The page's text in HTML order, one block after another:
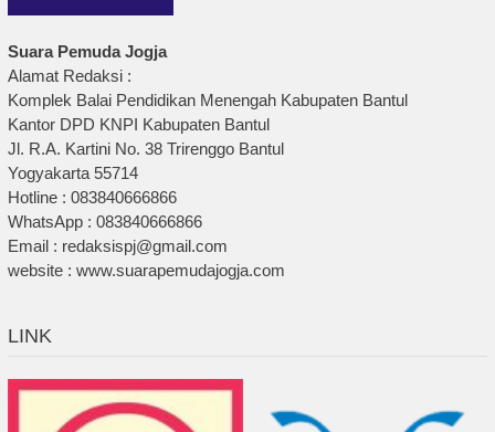
Suara Pemuda Jogja
Alamat Redaksi :
Komplek Balai Pendidikan Menengah Kabupaten Bantul
Kantor DPD KNPI Kabupaten Bantul
Jl. R.A. Kartini No. 38 Trirenggo Bantul
Yogyakarta 55714
Hotline : 083840666866
WhatsApp : 083840666866
Email : redaksispj@gmail.com
website : www.suarapemudajogja.com
LINK